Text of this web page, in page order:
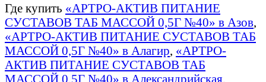
Где купить «АРТРО-АКТИВ ПИТАНИЕ
СУСТАВОВ ТАБ МАССОЙ 0,5Г №40» в Азов,
«АРТРО-АКТИВ ПИТАНИЕ СУСТАВОВ ТАБ
МАССОЙ 0,5Г №40» в Алагир, «АРТРО-
АКТИВ ПИТАНИЕ СУСТАВОВ ТАБ
МАССОЙ 0,5Г №40» в Александрийская,